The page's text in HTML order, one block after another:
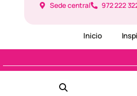
Sede central 972 222
Inicio